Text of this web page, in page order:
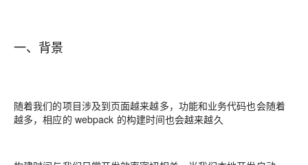
一、背景
随着我们的项目涉及到页面越来越多，功能和业务代码也会随着
越多，相应的 webpack 的构建时间也会越来越久